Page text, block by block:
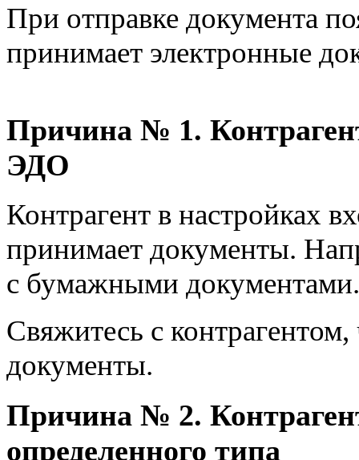
При отправке документа
принимает электронные
Причина № 1.
ЭДО
Контрагент в настройках
принимает документы.
с бумажными документами.
Свяжитесь с
документы.
Причина № 2.
определенного типа